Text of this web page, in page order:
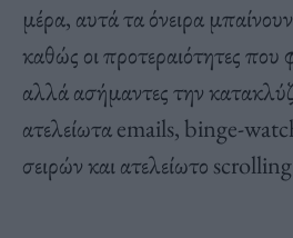
μέρα, αυτά τα όνειρα
καθώς οι προτεραιότητες που
αλλά ασήμαντες την
ατελείωτα emails, binge-
σειρών και ατελείωτο